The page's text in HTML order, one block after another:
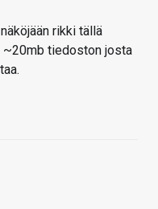
rikki tällä
~20mb tiedoston josta